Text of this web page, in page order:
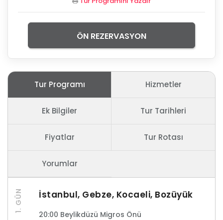
ÖN REZERVASYON
Tur Programı Hizmetler
Ek Bilgiler Tur Tarihleri
Fiyatlar Tur Rotası
Yorumlar
1. GÜN İstanbul, Gebze, Kocaeli, Bozüyük
20:00 Beylikdüzü Migros Önü